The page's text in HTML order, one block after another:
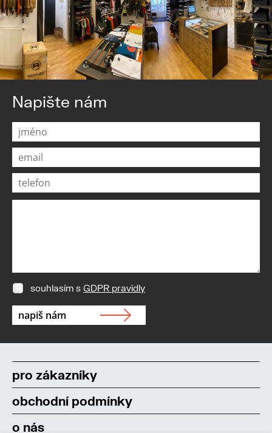
Napište nám
souhlasím s GDPR pravidly
pro zákazníky
obchodní podmínky
o nás